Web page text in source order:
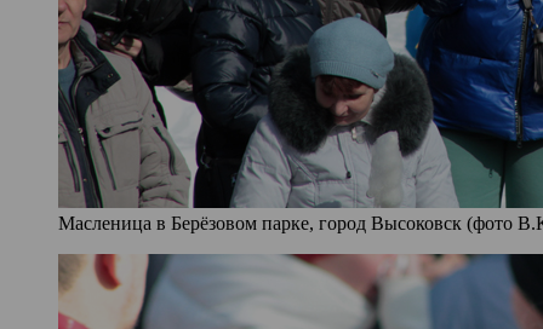
Масленица в Берёзовом парке, город Высоковск (фото